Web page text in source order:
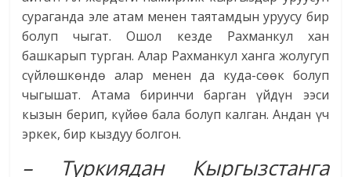
сураганда эле атам менен таятамдын уруусу бир
болуп чыгат. Ошол кезде Рахманкул хан
башкарып турган. Алар Рахманкул ханга жолугуп
сүйлөшкөндө алар менен да куда-сөөк болуп
чыгышат. Атама биринчи барган үйдүн ээси
кызын берип, күйөө бала болуп калган. Андан үч
эркек, бир кыздуу болгон.
– Түркиядан Кыргызстанга